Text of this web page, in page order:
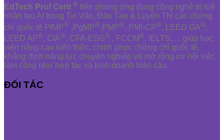
EdTech Prof Certi ® tiên phong ứng dụng công nghệ trí tuệ
nhân tạo AI trong Tư Vấn, Đào Tạo & Luyện Thi các chứng
chỉ quốc tế PfMP® ,PgMP®,PMP®, PMI-CP®, LEED GA®,
LEED AP®, CIA®, CFA-ESG® , FCCM®, IELTS,.... giúp học
viên nâng cao kiến thức, chinh phục chứng chỉ quốc tế,
khẳng định năng lực chuyên nghiệp và mở rộng cơ hội việc
làm cũng như hợp tác và kinh doanh toàn cầu.
ĐỐI TÁC